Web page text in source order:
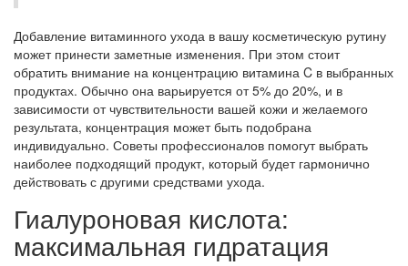
Добавление витаминного ухода в вашу косметическую рутину
может принести заметные изменения. При этом стоит
обратить внимание на концентрацию витамина C в выбранных
продуктах. Обычно она варьируется от 5% до 20%, и в
зависимости от чувствительности вашей кожи и желаемого
результата, концентрация может быть подобрана
индивидуально. Советы профессионалов помогут выбрать
наиболее подходящий продукт, который будет гармонично
действовать с другими средствами ухода.
Гиалуроновая кислота:
максимальная гидратация